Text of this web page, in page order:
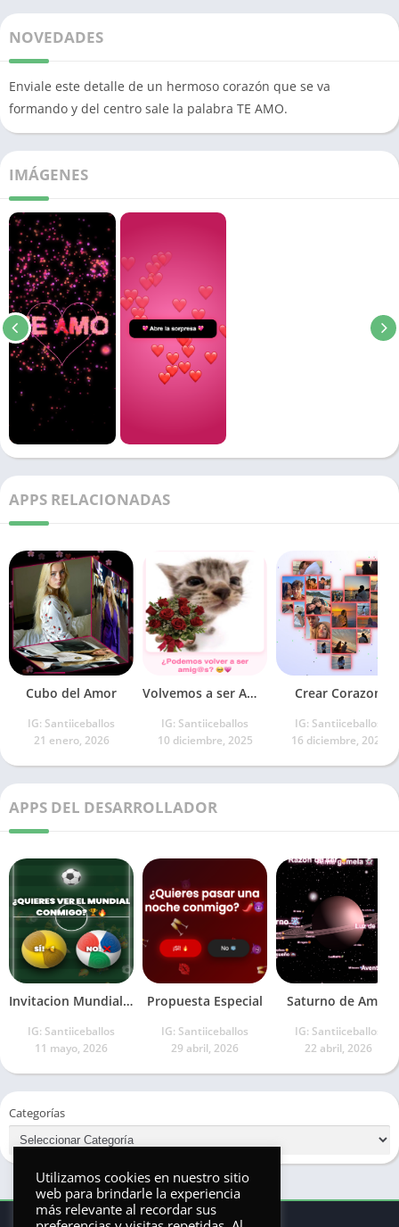
NOVEDADES
Enviale este detalle de un hermoso corazón que se va
formando y del centro sale la palabra TE AMO.
IMÁGENES
APPS RELACIONADAS
Cubo del Amor
IG: Santiiceballos
21 enero, 2026
Volvemos a ser Amig@s
IG: Santiiceballos
10 diciembre, 2025
Crear Corazon
IG: Santiiceballos
16 diciembre, 2025
APPS DEL DESARROLLADOR
Invitacion Mundialista
IG: Santiiceballos
11 mayo, 2026
Propuesta Especial
IG: Santiiceballos
29 abril, 2026
Saturno de Amor
IG: Santiiceballos
22 abril, 2026
Categorías
Utilizamos cookies en nuestro sitio
web para brindarle la experiencia
más relevante al recordar sus